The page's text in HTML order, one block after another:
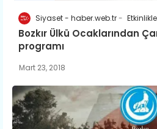
Siyaset - haber.web.tr
Bozkır Ülkü Ocaklarından
programı
Mart 23, 2018